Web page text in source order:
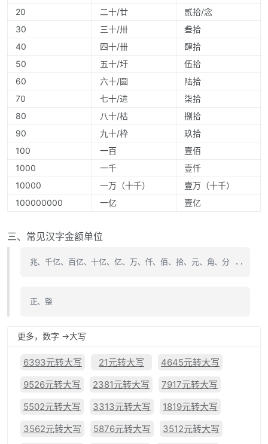
20
二十/廿
贰拾/念
30
三十/卅
叁拾
40
四十/卌
肆拾
50
五十/圩
伍拾
60
六十/圆
陆拾
70
七十/进
柒拾
80
八十/枯
捌拾
90
九十/枠
玖拾
100
一百
壹佰
1000
一千
壹仟
10000
一万（十千）
壹万（十千）
100000000
一亿 壹亿
三、常见汉字金额单位
兆、千亿、百亿、十亿、亿、万、仟、佰、拾、元、角、分 ..
正、整
更多，数字 ->大写
6393元转大写 21元转大写
4645元转大写
9526元转大写
2381元转大写
7917元转大写
5502元转大写
3313元转大写
1819元转大写
3562元转大写
5876元转大写
3512元转大写